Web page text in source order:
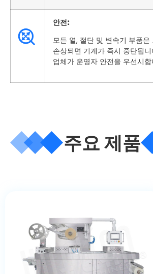
안전:
모든 열, 절단 및 변속기 부품
손상되면 기계가 즉시 중단됩
업체가 운영자 안전을 우선시합
주요 제품